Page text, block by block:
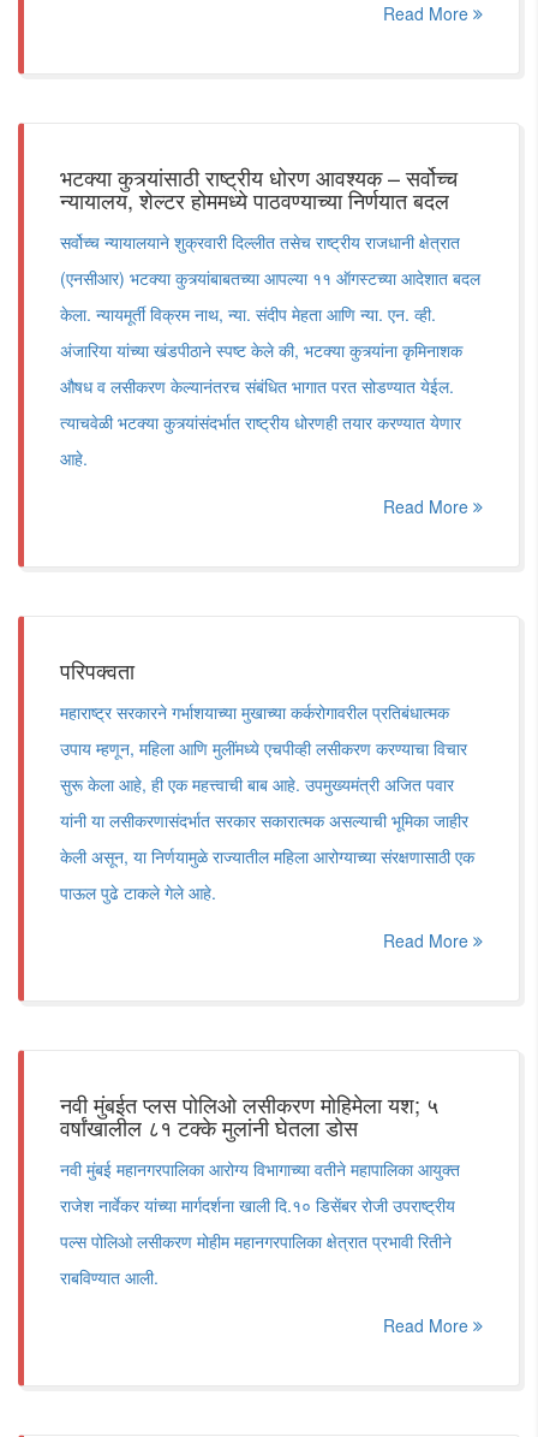
Read More
भटक्या कुत्र्यांसाठी राष्ट्रीय धोरण आवश्यक – सर्वोच्च
न्यायालय, शेल्टर होममध्ये पाठवण्याच्या निर्णयात बदल
सर्वोच्च न्यायालयाने शुक्रवारी दिल्लीत तसेच राष्ट्रीय राजधानी क्षेत्रात
(एनसीआर) भटक्या कुत्र्यांबाबतच्या आपल्या ११ ऑगस्टच्या आदेशात बदल
केला. न्यायमूर्ती विक्रम नाथ, न्या. संदीप मेहता आणि न्या. एन. व्ही.
अंजारिया यांच्या खंडपीठाने स्पष्ट केले की, भटक्या कुत्र्यांना कृमिनाशक
औषध व लसीकरण केल्यानंतरच संबंधित भागात परत सोडण्यात येईल.
त्याचवेळी भटक्या कुत्र्यांसंदर्भात राष्ट्रीय धोरणही तयार करण्यात येणार
आहे.
Read More
परिपक्वता
महाराष्ट्र सरकारने गर्भाशयाच्या मुखाच्या कर्करोगावरील प्रतिबंधात्मक
उपाय म्हणून, महिला आणि मुलींमध्ये एचपीव्ही लसीकरण करण्याचा विचार
सुरू केला आहे, ही एक महत्त्वाची बाब आहे. उपमुख्यमंत्री अजित पवार
यांनी या लसीकरणासंदर्भात सरकार सकारात्मक असल्याची भूमिका जाहीर
केली असून, या निर्णयामुळे राज्यातील महिला आरोग्याच्या संरक्षणासाठी एक
पाऊल पुढे टाकले गेले आहे.
Read More
नवी मुंबईत प्लस पोलिओ लसीकरण मोहिमेला यश; ५
वर्षांखालील ८१ टक्के मुलांनी घेतला डोस
नवी मुंबई महानगरपालिका आरोग्य विभागाच्या वतीने महापालिका आयुक्त
राजेश नार्वेकर यांच्या मार्गदर्शना खाली दि.१० डिसेंबर रोजी उपराष्ट्रीय
पल्स पोलिओ लसीकरण मोहीम महानगरपालिका क्षेत्रात प्रभावी रितीने
राबविण्यात आली.
Read More